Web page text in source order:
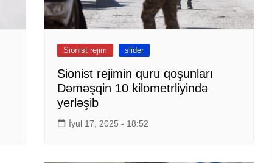
Sionist rejim slider
Sionist rejimin quru qoşunları
Dəməşqin 10 kilometrliyində
yerləşib
İyul 17, 2025 - 18:52